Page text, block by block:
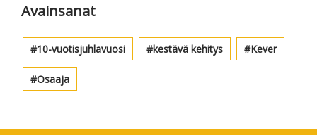
Avainsanat
10-vuotisjuhlavuosi kestävä kehitys Kever
Osaaja